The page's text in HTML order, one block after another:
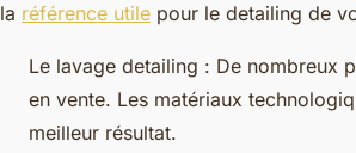
la référence utile pour le detailing de
Le lavage detailing : De nombreux
en vente. Les matériaux
meilleur résultat.